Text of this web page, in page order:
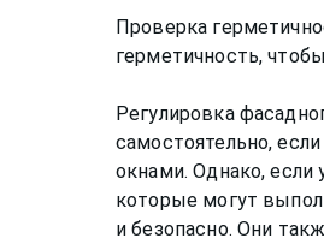
Проверка
герметичность,
Регулировка
самостоятельно,
окнами. Однако, если
которые могут
и безопасно. Они